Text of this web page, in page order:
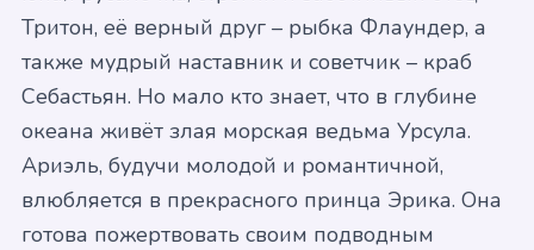
Тритон, её верный друг – рыбка Флаундер, а
также мудрый наставник и советчик – краб
Себастьян. Но мало кто знает, что в глубине
океана живёт злая морская ведьма Урсула.
Ариэль, будучи молодой и романтичной,
влюбляется в прекрасного принца Эрика. Она
готова пожертвовать своим подводным